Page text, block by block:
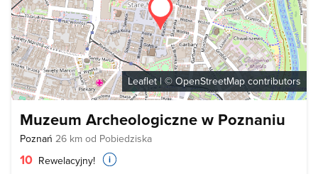
Leaflet | © OpenStreetMap contributors
Muzeum Archeologiczne w Poznaniu
Poznań 26 km od Pobiedziska
10 Rewelacyjny!